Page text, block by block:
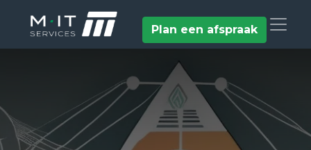
Plan een afspraak